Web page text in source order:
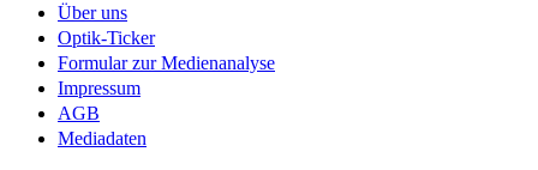
Über uns
Optik-Ticker
Formular zur Medienanalyse
Impressum
AGB
Mediadaten